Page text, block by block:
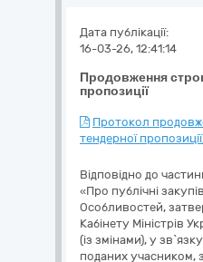
Продовження
пропозиції
Дата публікації:
16-03-26, 12:41:14
Протокол
тендерної
Відповідно до
«Про публічні
Особливостей,
Кабінету Міністрів
(із змінами), у
поданих учасником,